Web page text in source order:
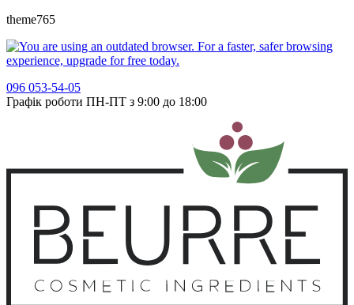
theme765
096 053-54-05
Графік роботи ПН-ПТ з 9:00 до 18:00